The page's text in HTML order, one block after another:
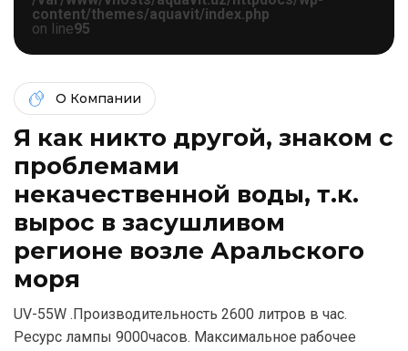
content/themes/aquavit/index.php
on line95
О Компании
Я как никто другой, знаком c
проблемами
некачественной воды, т.к.
вырос в засушливом
регионе возле Аральского
моря
UV-55W .Производительность 2600 литров в час.
Ресурс лампы 9000часов. Максимальное рабочее